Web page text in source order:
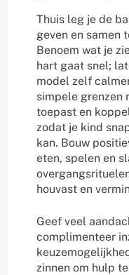
Thuis leg je de
geven en samen
Benoem wat je
hart gaat snel;
model zelf
simpele grenzen
toepast en
zodat je kind
kan. Bouw
eten, spelen en
houvast en
Geef veel
complimenteer
zinnen om hulp